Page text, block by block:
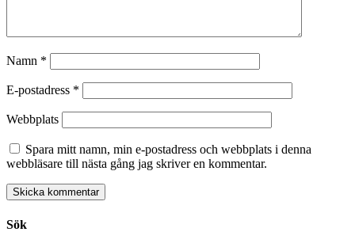
Namn *
E-postadress *
Webbplats
Spara mitt namn, min e-postadress och webbplats i denna
webbläsare till nästa gång jag skriver en kommentar.
Sök